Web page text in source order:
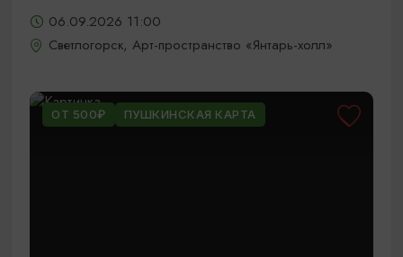
06.09.2026 11:00
Светлогорск, Арт-пространство «Янтарь-холл»
ОТ 500₽ ПУШКИНСКАЯ КАРТА